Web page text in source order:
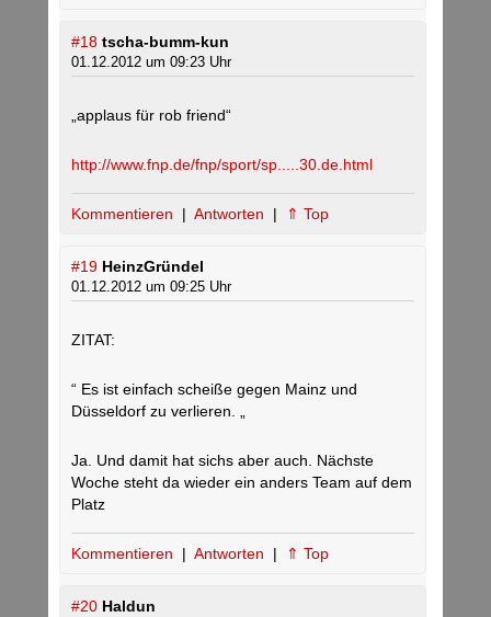
#18 tscha-bumm-kun
01.12.2012 um 09:23 Uhr
„applaus für rob friend“
http://www.fnp.de/fnp/sport/sp.....30.de.html
Kommentieren | Antworten | ⇑ Top
#19 HeinzGründel
01.12.2012 um 09:25 Uhr
ZITAT:
“ Es ist einfach scheiße gegen Mainz und
Düsseldorf zu verlieren. „
Ja. Und damit hat sichs aber auch. Nächste
Woche steht da wieder ein anders Team auf dem
Platz
Kommentieren | Antworten | ⇑ Top
#20 Haldun